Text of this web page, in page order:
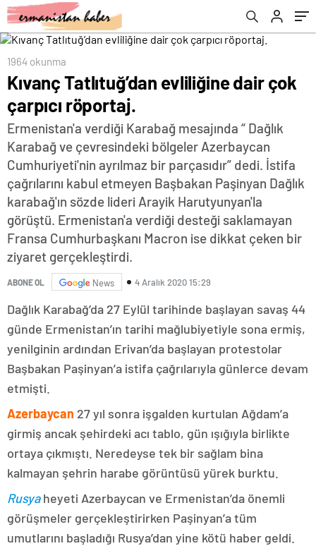
1964 okunma
Kıvanç Tatlıtuğ’dan evliliğine dair çok
çarpıcı röportaj.
Ermenistan'a verdiği Karabağ mesajında “ Dağlık
Karabağ ve çevresindeki bölgeler Azerbaycan
Cumhuriyeti'nin ayrılmaz bir parçasıdır” dedi. İstifa
çağrılarını kabul etmeyen Başbakan Paşinyan Dağlık
karabağ'ın sözde lideri Arayik Harutyunyan'la
görüştü. Ermenistan'a verdiği desteği saklamayan
Fransa Cumhurbaşkanı Macron ise dikkat çeken bir
ziyaret gerçekleştirdi.
ABONE OL News 4 Aralık 2020 15:29
Dağlık Karabağ’da 27 Eylül tarihinde başlayan savaş 44
günde Ermenistan’ın tarihi mağlubiyetiyle sona ermiş,
yenilginin ardından Erivan’da başlayan protestolar
Başbakan Paşinyan’a istifa çağrılarıyla günlerce devam
etmişti.
Azerbaycan 27 yıl sonra işgalden kurtulan Ağdam’a
girmiş ancak şehirdeki acı tablo, gün ışığıyla birlikte
ortaya çıkmıştı. Neredeyse tek bir sağlam bina
kalmayan şehrin harabe görüntüsü yürek burktu.
Rusyaheyeti Azerbaycan ve Ermenistan’da önemli
görüşmeler gerçekleştirirken Paşinyan’a tüm
umutlarını başladığı Rusya’dan yine kötü haber geldi.